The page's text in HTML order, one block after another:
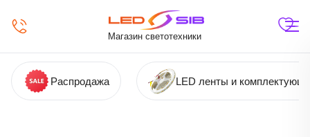
Магазин светотехники
Распродажа LED ленты и